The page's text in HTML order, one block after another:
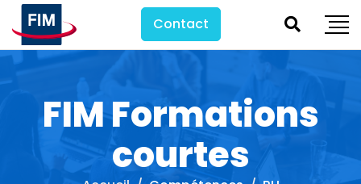
Contact
FIM Formations
courtes